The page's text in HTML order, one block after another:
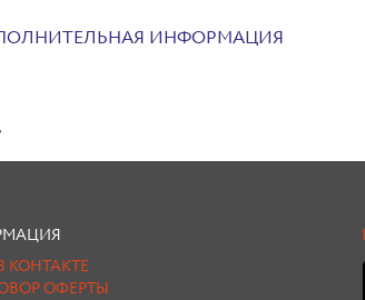
ИНФОРМАЦИЯ
КОНТАКТЕ
ОФЕРТЫ